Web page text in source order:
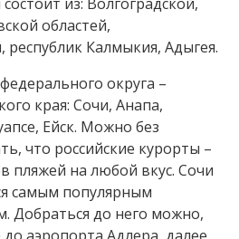
областей,
республик Калмыкия, Адыгея.
округа –
края: Сочи, Анапа,
Ейск. Можно без
что российские курорты –
пляжей на любой вкус. Сочи
самым популярным
Добраться до него можно,